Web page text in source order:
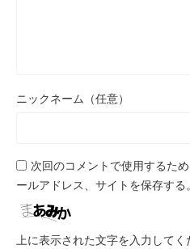
ニックネーム（任意）
次回のコメントで使用するた
ールアドレス、サイトを保存する。
上に表示された文字を入力してく